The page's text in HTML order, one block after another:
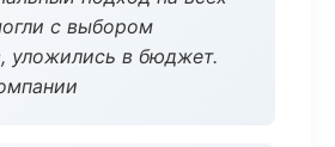
с выбором
уложились в бюджет.